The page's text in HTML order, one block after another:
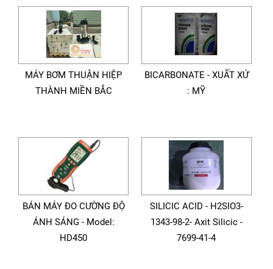
MÁY BƠM THUẬN HIỆP
THÀNH MIỀN BẮC
BICARBONATE - XUẤT XỨ
: MỸ
BÁN MÁY ĐO CƯỜNG ĐỘ
ÁNH SÁNG - Model:
HD450
SILICIC ACID - H2SIO3-
1343-98-2- Axit Silicic -
7699-41-4